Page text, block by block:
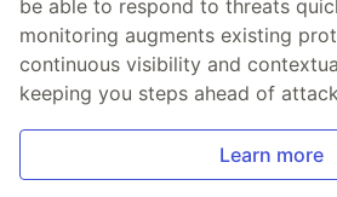
be able to respond to threats
monitoring augments existing
continuous visibility and
keeping you steps ahead of
Learn more